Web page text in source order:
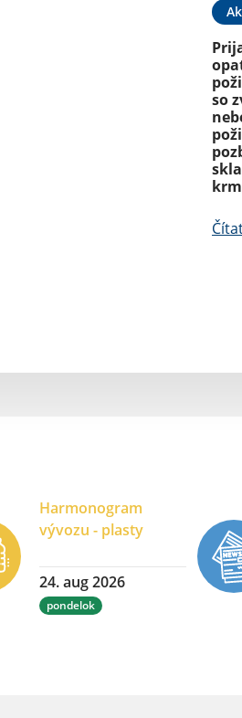
so
Harmonogram
vývozu - plasty
24. aug 2026
pondelok